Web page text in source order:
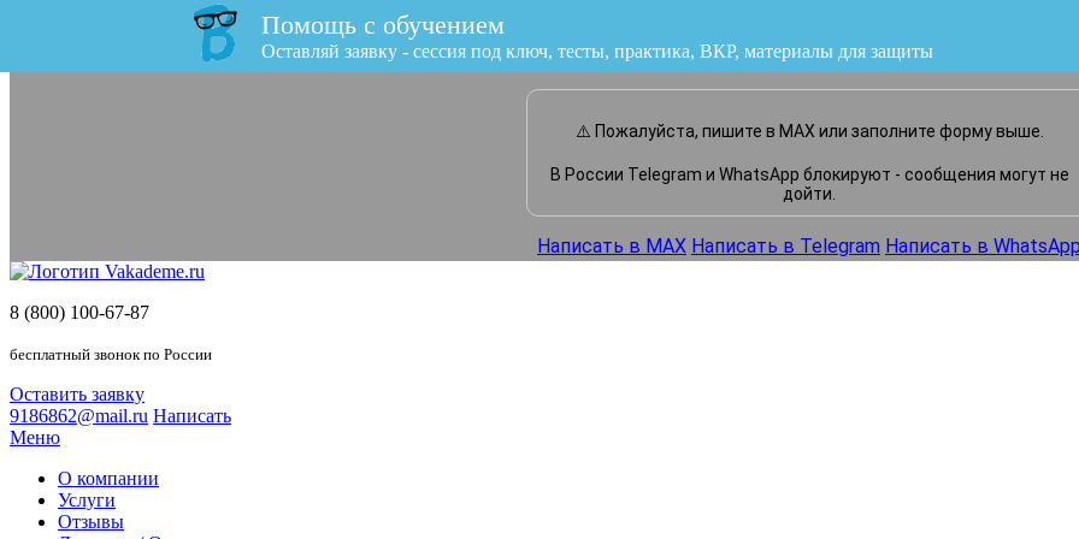
Помощь с обучением
Оставляй заявку - сессия под ключ, тесты, практика, ВКР
или напишите нам прямо сейчас
⚠️ Пожалуйста, пишите в MAX или заполните форму выше.
В России Telegram и WhatsApp блокируют - сообщения могут не
дойти.
Написать в MAX Написать в Telegram Написать в
8 (800) 100-67-87
бесплатный звонок по России
Оставить заявку
9186862@mail.ru Написать
Меню
О компании
Услуги
Отзывы